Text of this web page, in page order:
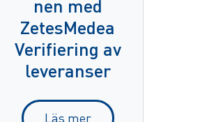
nen med
ZetesMedea
Verifiering av
leveranser
Läs mer